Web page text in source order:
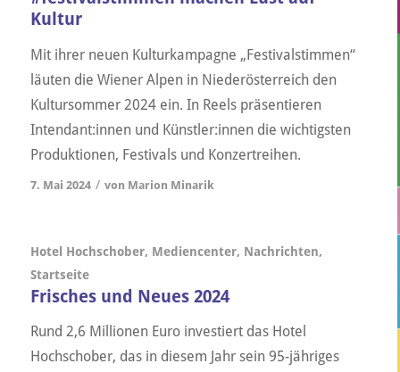
Kultur
Mit ihrer neuen Kulturkampagne „Festivalstimmen“
läuten die Wiener Alpen in Niederösterreich den
Kultursommer 2024 ein. In Reels präsentieren
Intendant:innen und Künstler:innen die wichtigsten
Produktionen, Festivals und Konzertreihen.
7. Mai 2024 / von Marion Minarik
Hotel Hochschober, Mediencenter, Nachrichten,
Startseite
Frisches und Neues 2024
Rund 2,6 Millionen Euro investiert das Hotel
Hochschober, das in diesem Jahr sein 95-jähriges